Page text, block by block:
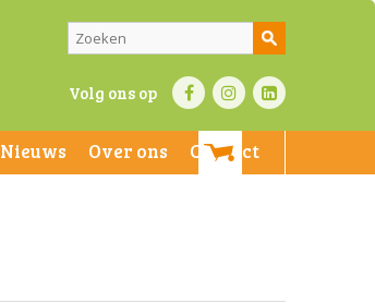
Volg ons op
Nieuws Over ons Contact